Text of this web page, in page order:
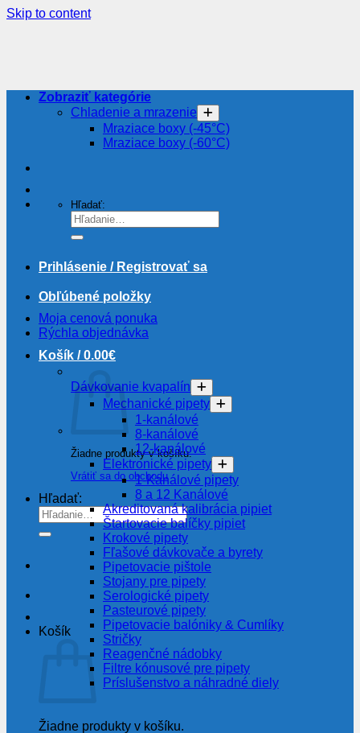
Skip to content
Hľadať:
Prihlásenie / Registrovať sa
Obľúbené položky
Moja cenová ponuka
Rýchla objednávka
Košík /0.00€
Žiadne produkty v košíku.
Vrátiť sa do obchodu
Hľadať:
Košík
Žiadne produkty v košíku.
Zobraziť kategórie
Chladenie a mrazenie
Mraziace boxy (-45°C)
Mraziace boxy (-60°C)
Dávkovanie kvapalín
Mechanické pipety
1-kanálové
8-kanálové
12-kanálové
Elektronické pipety
1-Kanálové pipety
8 a 12 Kanálové
Akreditovaná kalibrácia pipiet
Štartovacie balíčky pipiet
Krokové pipety
Fľašové dávkovače a byrety
Pipetovacie pištole
Stojany pre pipety
Serologické pipety
Pasteurové pipety
Pipetovacie balóniky & Cumlíky
Stričky
Reagenčné nádobky
Filtre kónusové pre pipety
Príslušenstvo a náhradné diely